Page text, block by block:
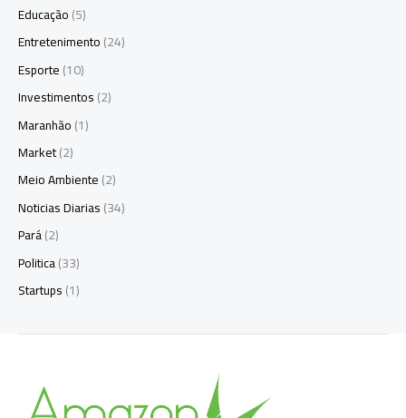
Educação(5)
Entretenimento(24)
Esporte(10)
Investimentos(2)
Maranhão(1)
Market(2)
Meio Ambiente(2)
Noticias Diarias(34)
Pará(2)
Politica(33)
Startups(1)